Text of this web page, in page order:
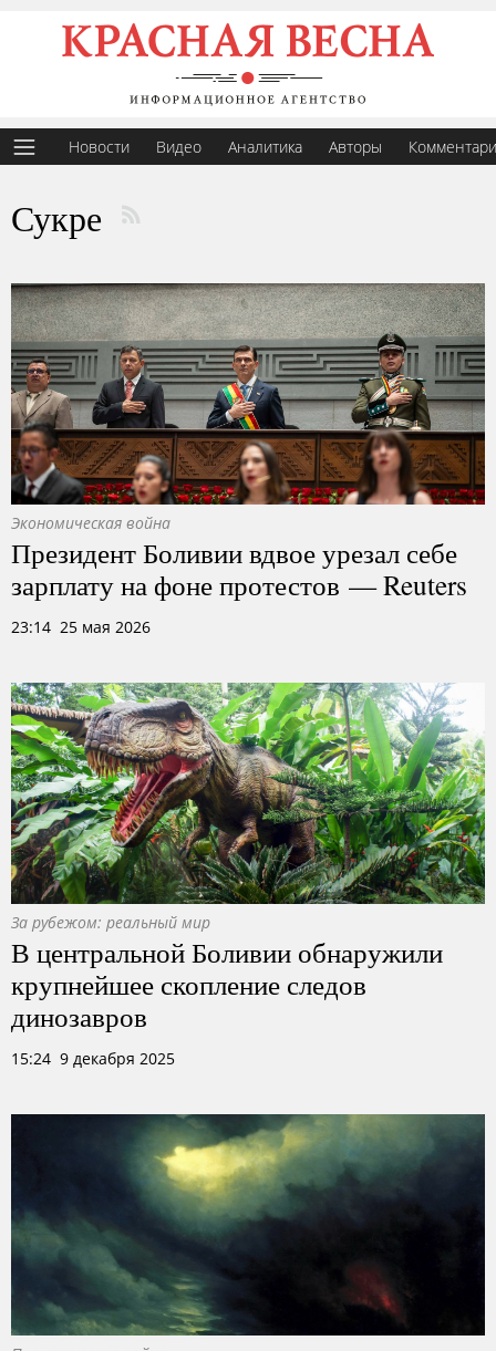
Новости Видео Аналитика Авторы
Сукре
Экономическая война
Президент Боливии вдвое урезал себе
зарплату на фоне протестов — Reuters
23:14 25 мая 2026
За рубежом: реальный мир
В центральной Боливии обнаружили
крупнейшее скопление следов
динозавров
15:24 9 декабря 2025